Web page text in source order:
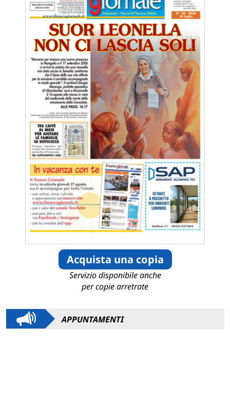
Acquista una copia
Servizio disponibile anche
per copie arretrate
APPUNTAMENTI